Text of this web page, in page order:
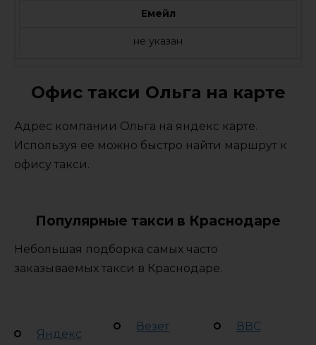
Емейл
не указан
Офис такси Ольга на карте
Адрес компании Ольга на яндекс карте.
Используя ее можно быстро найти маршрут к
офису такси.
Популярные такси в Краснодаре
Небольшая подборка самых часто
заказываемых такси в Краснодаре.
Яндекс
Везет ВВС